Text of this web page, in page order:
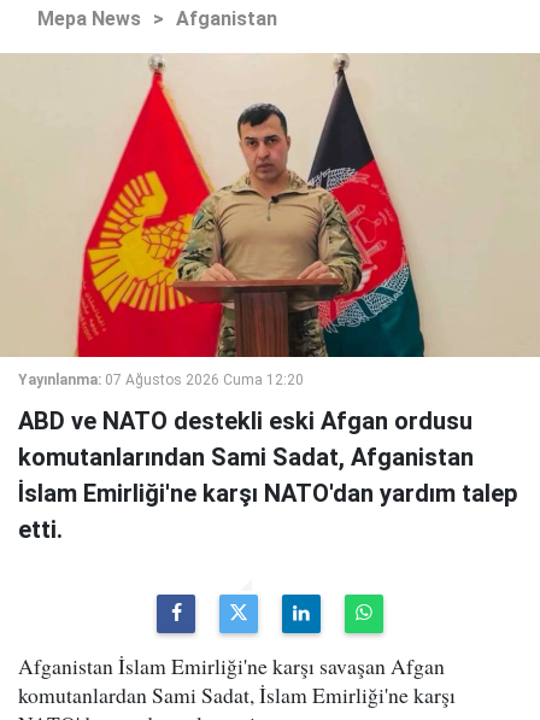
Mepa News > Afganistan
Yayınlanma: 07 Ağustos 2026 Cuma 12:20
ABD ve NATO destekli eski Afgan ordusu
komutanlarından Sami Sadat, Afganistan
İslam Emirliği'ne karşı NATO'dan yardım talep
etti.
Afganistan İslam Emirliği'ne karşı savaşan Afgan
komutanlardan Sami Sadat, İslam Emirliği'ne karşı